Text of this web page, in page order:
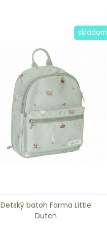
Detský batoh Farma Little
Dutch
skladom